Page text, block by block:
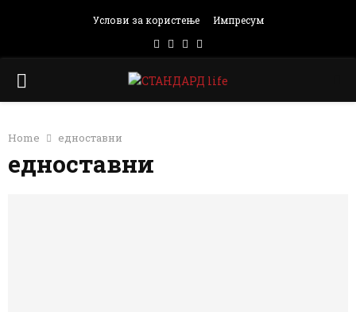
Услови за користење Импресум
Facebook
Instagram
Email
PRIMARY
Home едноставни
едноставни